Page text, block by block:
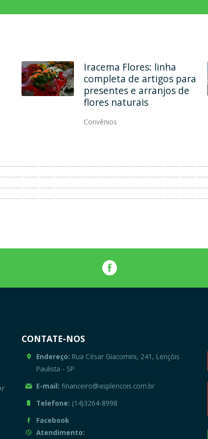
Em dois endereços, Ana
Maria Modas une
qualidade, elegância e
modernidade
Convênios
CONTATE-NOS
Endereço: Rua César Giacomini, 241, Lençóis
Paulista - SP
E-mail: financeiro@asplencois.com.br
Telefone: (14)3264-8998
Facebook
Atendimento: